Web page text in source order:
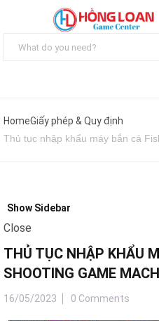
HomeGiấy phép & Quy định
Thủ tục nhập khẩu máy bắn cá
Show Sidebar
Close
THỦ TỤC NHẬP KHẨU
SHOOTING GAME
16/05/2023 0 Comments